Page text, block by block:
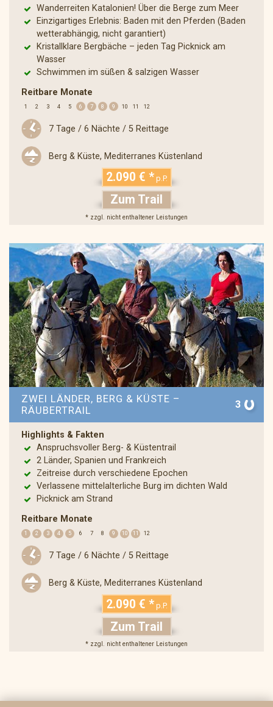
Wanderreiten Katalonien! Über die Berge zum Meer
Einzigartiges Erlebnis: Baden mit den Pferden (Baden
wetterabhängig, nicht garantiert)
Kristallklare Bergbäche – jeden Tag Picknick am
Wasser
Schwimmen im süßen & salzigen Wasser
Reitbare Monate
1 2 3 4 5 6 7 8 9 10 11 12
7 Tage / 6 Nächte / 5 Reittage
Berg & Küste, Mediterranes Küstenland
2.090 € * p.P.
Zum Trail
* zzgl. nicht enthaltener Leistungen
ZWEI LÄNDER, BERG & KÜSTE –
RÄUBERTRAIL
3
Highlights & Fakten
Anspruchsvoller Berg- & Küstentrail
2 Länder, Spanien und Frankreich
Zeitreise durch verschiedene Epochen
Verlassene mittelalterliche Burg im dichten Wald
Picknick am Strand
Reitbare Monate
1 2 3 4 5 6 7 8 9 10 11 12
7 Tage / 6 Nächte / 5 Reittage
Berg & Küste, Mediterranes Küstenland
2.090 € * p.P.
Zum Trail
* zzgl. nicht enthaltener Leistungen